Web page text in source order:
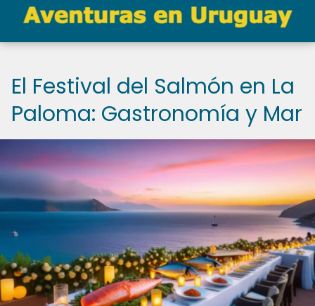
El Festival del Salmón en La
Paloma: Gastronomía y Mar